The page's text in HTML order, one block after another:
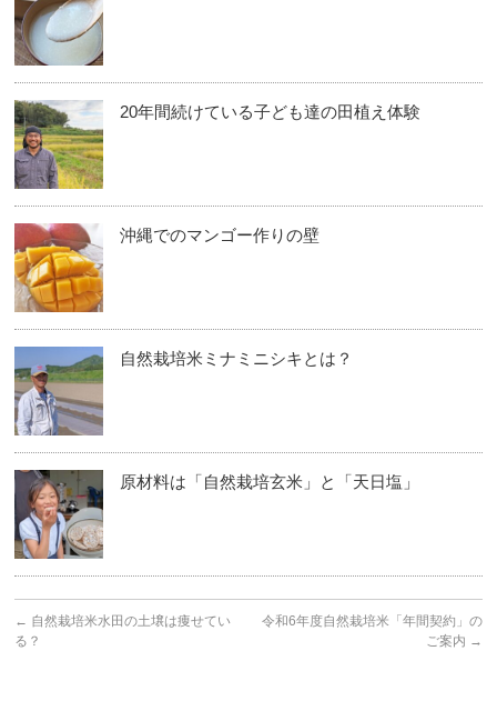
20年間続けている子ども達の田植え体験
沖縄でのマンゴー作りの壁
自然栽培米ミナミニシキとは？
原材料は「自然栽培玄米」と「天日塩」
← 自然栽培米水田の土壌は痩せてい
る？
令和6年度自然栽培米「年間契約」の
ご案内 →